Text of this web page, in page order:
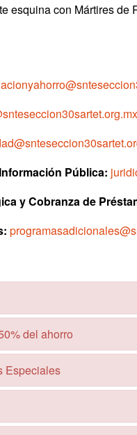
esquina con Mártires
Pública:
y Cobranza de
del ahorro
Especiales